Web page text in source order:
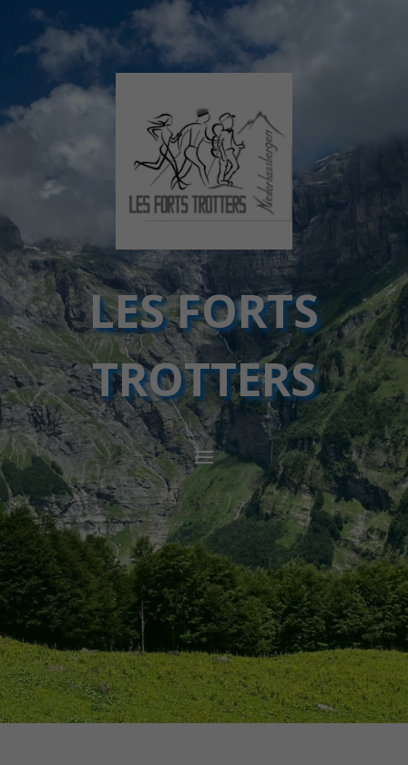
LES FORTS
TROTTERS